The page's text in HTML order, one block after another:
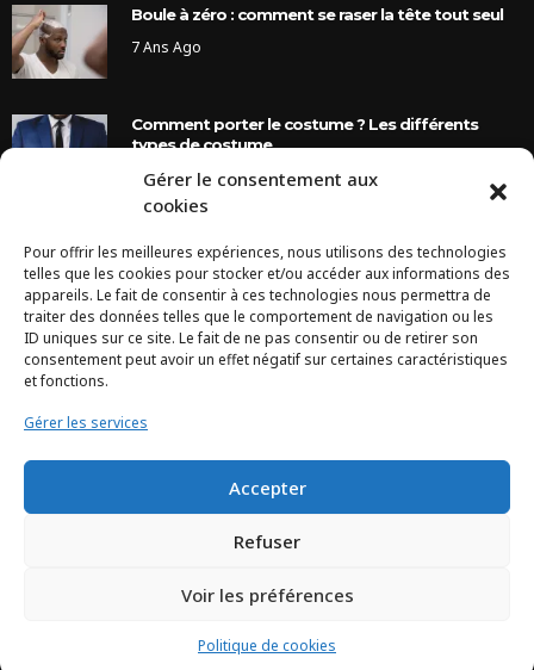
Gérer le consentement aux
cookies
Pour offrir les meilleures expériences, nous utilisons des technologies
telles que les cookies pour stocker et/ou accéder aux informations des
appareils. Le fait de consentir à ces technologies nous permettra de
traiter des données telles que le comportement de navigation ou les
ID uniques sur ce site. Le fait de ne pas consentir ou de retirer son
consentement peut avoir un effet négatif sur certaines caractéristiques
et fonctions.
Gérer les services
Accepter
Refuser
Voir les préférences
Politique de cookies
Boule à zéro : comment se raser la tête tout seul
7 Ans Ago
Comment porter le costume ? Les différents
types de costume
8 Ans Ago
INSTAGRAM
Configuration error or no pictures...
TCHEYA © 2017 – www.tcheya.com | All rights reserved